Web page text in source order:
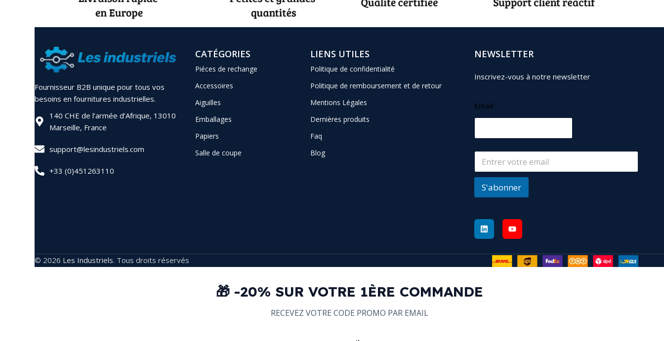
Fournisseur B2B unique pour tous vos
besoins en fournitures industrielles.
140 CHE de l’armée d’Afrique, 13010
Marseille, France
support@lesindustriels.com
+33 (0)451263110
CATÉGORIES
Piéces de rechange
Accessoires
Aiguilles
Emballages
Papiers
Salle de coupe
LIENS UTILES
Politique de confidentialité
Politique de remboursement et de retour
Mentions Légales
Dernières produits
Faq
Blog
NEWSLETTER
Inscrivez-vous à notre newsletter
Email
S'abonner
© 2026 Les Industriels. Tous droits réservés
🎁 -20% SUR VOTRE 1ÈRE COMMANDE
RECEVEZ VOTRE CODE PROMO PAR EMAIL